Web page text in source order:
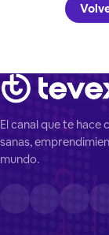
El canal que te hace
sanas,
mundo.